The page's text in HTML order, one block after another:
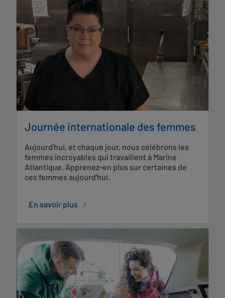
Journée internationale des femmes
Aujourd'hui, et chaque jour, nous célébrons les
femmes incroyables qui travaillent à Marine
Atlantique. Apprenez-en plus sur certaines de
ces femmes aujourd'hui.
En savoir plus